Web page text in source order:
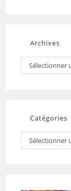
Archives
Sélectionner
Catégories
Sélectionner